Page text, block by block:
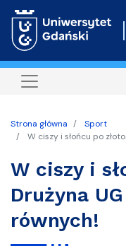
Strona główna
Sport
W ciszy i słońcu po
W ciszy i
Drużyna
równych!